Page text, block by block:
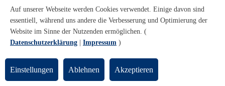
Recruiting an der Universität Bremen
Weiterbildung an der Universität Bremen
Transfer mit Schule
Schülerinnen und Schüler
Schulklassen
Lehrkräfte
Gründungsunterstützung
Auf unserer Webseite werden Cookies verwendet. Einige davon sind
essentiell, während uns andere die Verbesserung und Optimierung der
Website im Sinne der Nutzenden ermöglichen. (
Datenschutzerklärung
Impressum )
Einstellungen Ablehnen Akzeptieren